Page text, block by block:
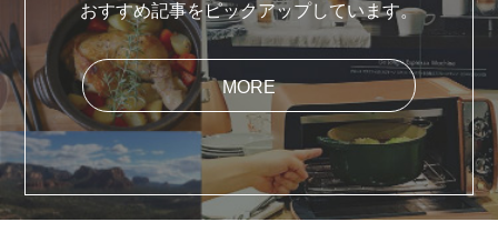
おすすめ記事をピックアップしています。
MORE